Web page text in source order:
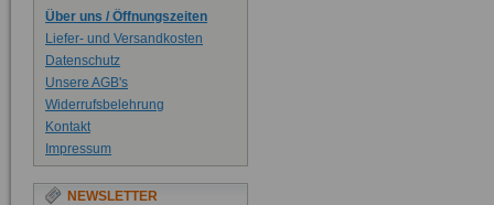
Über uns / Öffnungszeiten
Liefer- und Versandkosten
Datenschutz
Unsere AGB's
Widerrufsbelehrung
Kontakt
Impressum
NEWSLETTER